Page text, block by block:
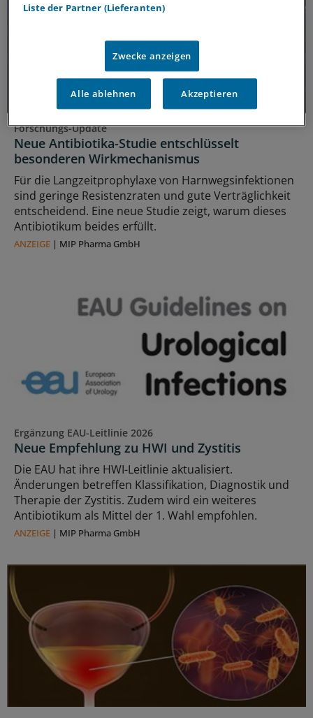
Forschungs-Update
Neue Antibiotika-Studie entschlüsselt
besonderen Wirkmechanismus
Für die Langzeitprophylaxe von Harnwegsinfektionen
sind geringe Resistenzraten und gute Verträglichkeit
entscheidend. Eine neue Studie zeigt, warum dieses
Antibiotikum beides erfüllt.
ANZEIGE | MIP Pharma GmbH
Ergänzung EAU-Leitlinie 2026
Neue Empfehlung zu HWI und Zystitis
Die EAU hat ihre HWI-Leitlinie aktualisiert.
Änderungen betreffen Klassifikation, Diagnostik und
Therapie der Zystitis. Zudem wird ein weiteres
Antibiotikum als Mittel der 1. Wahl empfohlen.
ANZEIGE | MIP Pharma GmbH
Liste der Partner (Lieferanten)
Zwecke anzeigen
Alle ablehnen Akzeptieren